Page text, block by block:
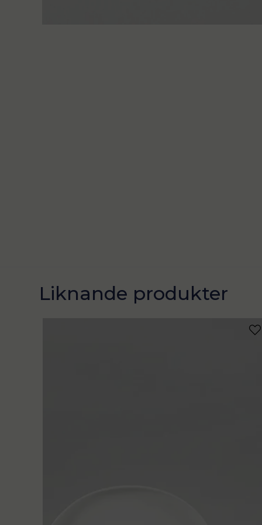
Liknande produkter